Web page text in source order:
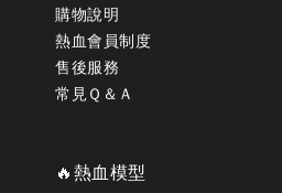
購物說明
熱血會員制度
售後服務
常見Ｑ＆Ａ
🔥熱血模型